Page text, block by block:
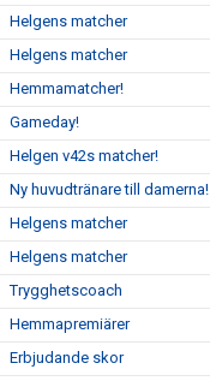
Helgens matcher
Helgens matcher
Hemmamatcher!
Gameday!
Helgen v42s matcher!
Ny huvudtränare till damerna!
Helgens matcher
Helgens matcher
Trygghetscoach
Hemmapremiärer
Erbjudande skor